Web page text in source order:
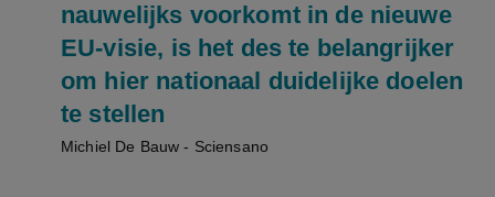
nauwelijks voorkomt in de nieuwe
EU-visie, is het des te belangrijker
om hier nationaal duidelijke doelen
te stellen
Michiel De Bauw - Sciensano